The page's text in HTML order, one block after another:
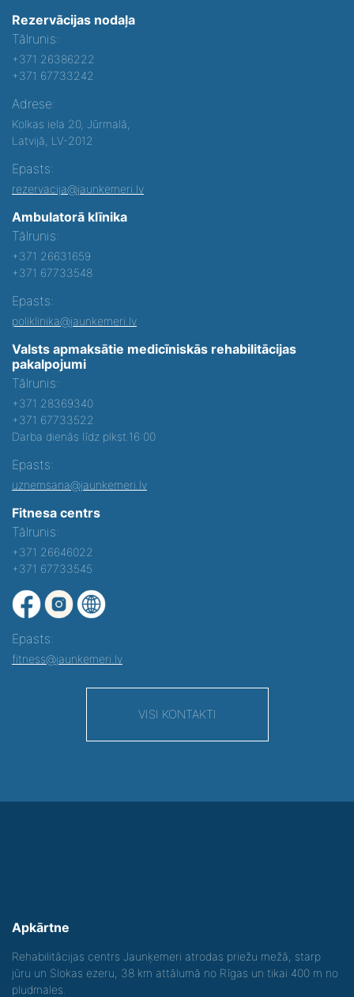
Rezervācijas nodaļa
Tālrunis:
+371 26386222
+371 67733242
Adrese:
Kolkas iela 20, Jūrmalā,
Latvijā, LV-2012
Epasts:
rezervacija@jaunkemeri.lv
Ambulatorā klīnika
Tālrunis:
+371 26631659
+371 67733548
Epasts:
poliklinika@jaunkemeri.lv
Valsts apmaksātie medicīniskās rehabilitācijas
pakalpojumi
Tālrunis:
+371 28369340
+371 67733522
Darba dienās līdz plkst.16:00
Epasts:
uznemsana@jaunkemeri.lv
Fitnesa centrs
Tālrunis:
+371 26646022
+371 67733545
Epasts:
fitness@jaunkemeri.lv
VISI KONTAKTI
Apkārtne
Rehabilitācijas centrs Jaunķemeri atrodas priežu mežā, starp
jūru un Slokas ezeru, 38 km attālumā no Rīgas un tikai 400 m no
pludmales.